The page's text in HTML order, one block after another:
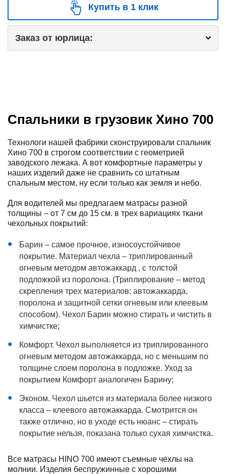
Купить в 1 клик
Заказ от юрлица:
Спальники в грузовик Хино 700
Технологи нашей фабрики сконструировали спальник
Хино 700 в строгом соответствии с геометрией
заводского лежака. А вот комфортные параметры у
наших изделий даже не сравнить со штатным
спальным местом, ну если только как земля и небо.
Для водителей мы предлагаем матрасы разной
толщины – от 7 см до 15 см. в трех вариациях ткани
чехольных покрытий:
Барин – самое прочное, износоустойчивое
покрытие. Материал чехла – триплированный
огневым методом автожаккард , с толстой
подложкой из поролона. (Триплирование – метод
скрепления трех материалов: автожаккарда,
поролона и защитной сетки огневым или клеевым
способом). Чехол Барин можно стирать и чистить в
химчистке;
Комфорт. Чехол выполняется из триплированного
огневым методом автожаккарда, но с меньшим по
толщине слоем поролона в подложке. Уход за
покрытием Комфорт аналогичен Барину;
Эконом. Чехол шьется из материала более низкого
класса – клеевого автожаккарда. Смотрится он
также отлично, но в уходе есть нюанс – стирать
покрытие нельзя, показана только сухая химчистка.
Все матрасы HINO 700 имеют съемные чехлы на
молнии. Изделия беспружинные с хорошими